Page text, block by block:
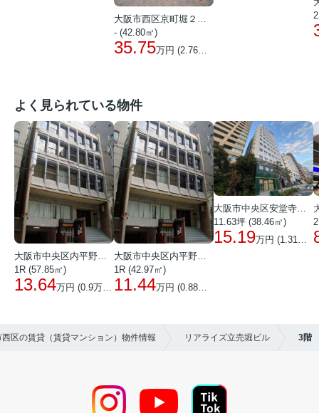
大阪市西区京町堀２丁目
- (42.80㎡)
35.75万円 (2.76万円/坪)
よく見られている物件
1R (57.85㎡)
13.64万円 (0.9万円/坪)
1R (42.97㎡)
11.44万円 (0.88万円/坪)
大阪市中央区安堂寺町２丁目
11.63坪 (38.46㎡)
15.19万円 (1.31万円/坪)
区の賃貸（賃貸マンション）物件情報 リアライズ立売堀ビル 3階